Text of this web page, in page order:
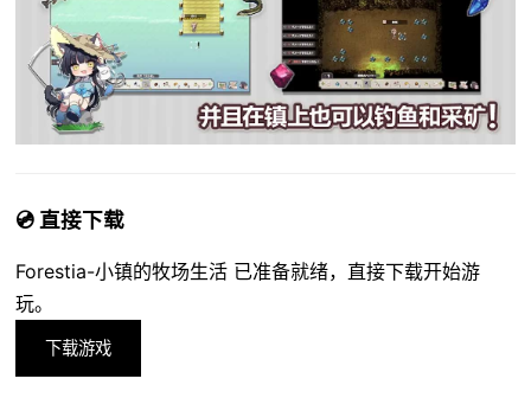
💿 直接下载
Forestia-小镇的牧场生活 已准备就绪，直接下载开始游
玩。
下载游戏